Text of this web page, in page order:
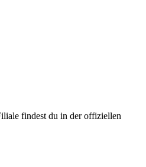
findest du in der offiziellen